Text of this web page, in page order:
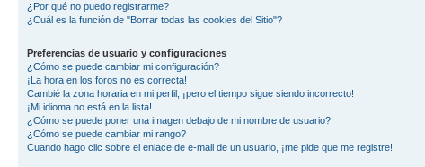
¿Por qué no puedo registrarme?
¿Cuál es la función de "Borrar todas las cookies del Sitio"?
Preferencias de usuario y configuraciones
¿Cómo se puede cambiar mi configuración?
¡La hora en los foros no es correcta!
Cambié la zona horaria en mi perfil, ¡pero el tiempo sigue siendo incorrecto!
¡Mi idioma no está en la lista!
¿Cómo se puede poner una imagen debajo de mi nombre de usuario?
¿Cómo se puede cambiar mi rango?
Cuando hago clic sobre el enlace de e-mail de un usuario, ¡me pide que me registre!